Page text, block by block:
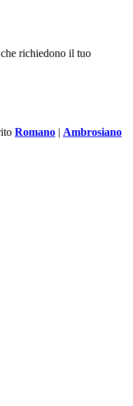
richiedono il tuo
Romano | Ambrosiano